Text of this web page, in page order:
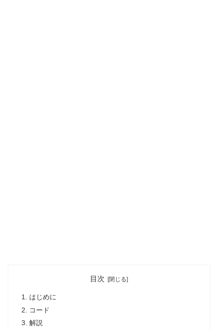
目次
はじめに
コード
解説